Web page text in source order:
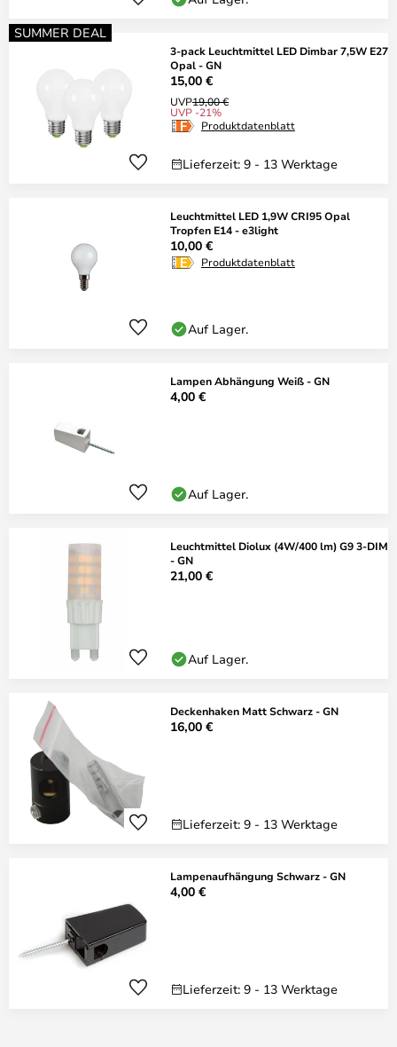
SUMMER DEAL
3-pack Leuchtmittel LED Dimbar 7,5W E27
Opal - GN
15,00 €
UVP19,00 €
UVP -21%
Produktdatenblatt
Lieferzeit: 9 - 13 Werktage
Leuchtmittel LED 1,9W CRI95 Opal
Tropfen E14 - e3light
10,00 €
Produktdatenblatt
Auf Lager.
Lampen Abhängung Weiß - GN
4,00 €
Auf Lager.
Leuchtmittel Diolux (4W/400 lm) G9 3-DIM
- GN
21,00 €
Auf Lager.
Deckenhaken Matt Schwarz - GN
16,00 €
Lieferzeit: 9 - 13 Werktage
Lampenaufhängung Schwarz - GN
4,00 €
Lieferzeit: 9 - 13 Werktage